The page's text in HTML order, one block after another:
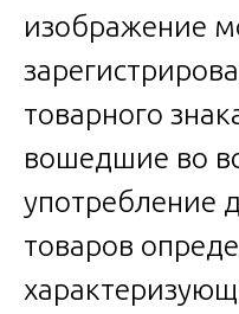
изображение
товарного
вошедшие во
употребление
товаров